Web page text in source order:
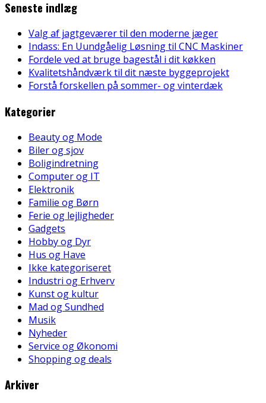
Seneste indlæg
Valg af jagtgeværer til den moderne jæger
Indass: En Uundgåelig Løsning til CNC Maskiner
Fordele ved at bruge bagestål i dit køkken
Kvalitetshåndværk til dit næste byggeprojekt
Forstå forskellen på sommer- og vinterdæk
Kategorier
Beauty og Mode
Biler og sjov
Boligindretning
Computer og IT
Elektronik
Familie og Børn
Ferie og lejligheder
Gadgets
Hobby og Dyr
Hus og Have
Ikke kategoriseret
Industri og Erhverv
Kunst og kultur
Mad og Sundhed
Musik
Nyheder
Service og Økonomi
Shopping og deals
Arkiver